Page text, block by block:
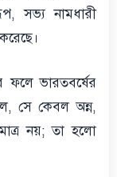
সভ্য নামধারী
ভারতবর্ষের
সে কেবল অন্ন,
নয়; তা হলো